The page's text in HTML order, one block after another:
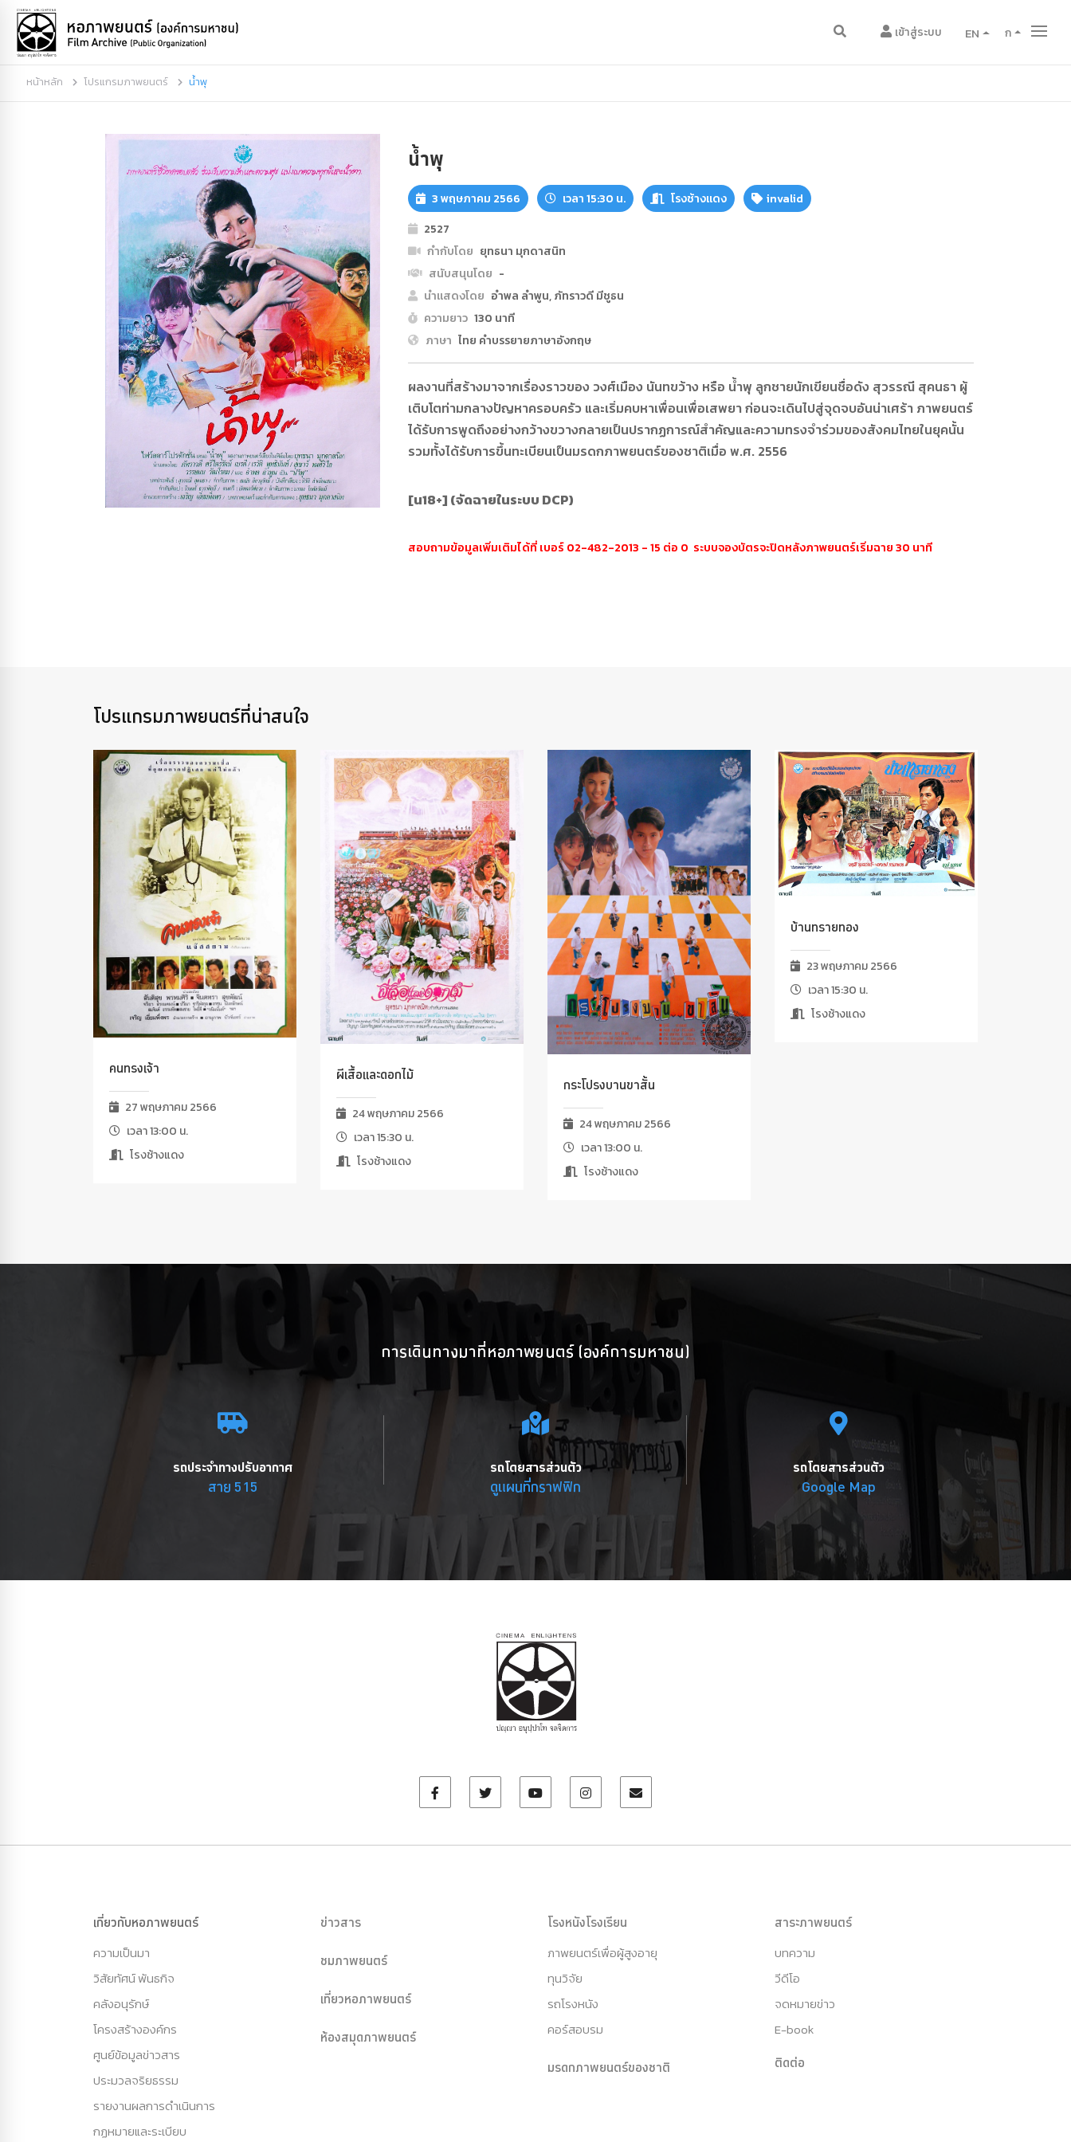
เข้าสู่ระบบ EN ก
หน้าหลัก โปรแกรมภาพยนตร์ น้ำพุ
น้ำพุ
3 พฤษภาคม 2566 เวลา 15:30 น. โรงช้างแดง
invalid
2527
กำกับโดย ยุทธนา มุกดาสนิท
สนับสนุนโดย -
นำแสดงโดย อำพล ลำพูน, ภัทราวดี มีชูธน
ความยาว 130 นาที
ภาษา ไทย คำบรรยายภาษาอังกฤษ
ผลงานที่สร้างมาจากเรื่องราวของ วงศ์เมือง นันทขว้าง หรือ น้ำพุ ลูกชายนักเขียนชื่อดัง สุวรรณี สุคนธา ผู้
เติบโตท่ามกลางปัญหาครอบครัว และเริ่มคบหาเพื่อนเพื่อเสพยา ก่อนจะเดินไปสู่จุดจบอันน่าเศร้า ภาพยนตร์
ได้รับการพูดถึงอย่างกว้างขวางกลายเป็นปรากฏการณ์สำคัญและความทรงจำร่วมของสังคมไทยในยุคนั้น
รวมทั้งได้รับการขึ้นทะเบียนเป็นมรดกภาพยนตร์ของชาติเมื่อ พ.ศ. 2556
[น18+] (จัดฉายในระบบ DCP)
สอบถามข้อมูลเพิ่มเติมได้ที่ เบอร์ 02-482-2013 - 15 ต่อ 0 ระบบจองบัตรจะปิดหลังภาพยนตร์เริ่มฉาย 30 นาที
โปรแกรมภาพยนตร์ที่น่าสนใจ
คนทรงเจ้า
27 พฤษภาคม 2566
เวลา 13:00 น.
โรงช้างแดง
ผีเสื้อและดอกไม้
24 พฤษภาคม 2566
เวลา 15:30 น.
โรงช้างแดง
กระโปรงบานขาสั้น
24 พฤษภาคม 2566
เวลา 13:00 น.
โรงช้างแดง
บ้านทรายทอง
23 พฤษภาคม 2566
เวลา 15:30 น.
โรงช้างแดง
การเดินทางมาที่หอภาพยนตร์ (องค์การมหาชน)
รถประจำทางปรับอากาศ
สาย 515
รถโดยสารส่วนตัว
ดูแผนที่กราฟฟิก
รถโดยสารส่วนตัว
Google Map
เกี่ยวกับหอภาพยนตร์
ความเป็นมา
วิสัยทัศน์ พันธกิจ
คลังอนุรักษ์
โครงสร้างองค์กร
ศูนย์ข้อมูลข่าวสาร
ประมวลจริยธรรม
รายงานผลการดำเนินการ
กฏหมายและระเบียบ
ข่าวสาร
ชมภาพยนตร์
เที่ยวหอภาพยนตร์
ห้องสมุดภาพยนตร์
โรงหนังโรงเรียน
ภาพยนตร์เพื่อผู้สูงอายุ
ทุนวิจัย
รถโรงหนัง
คอร์สอบรม
มรดกภาพยนตร์ของชาติ
สาระภาพยนตร์
บทความ
วีดีโอ
จดหมายข่าว
E-book
ติดต่อ